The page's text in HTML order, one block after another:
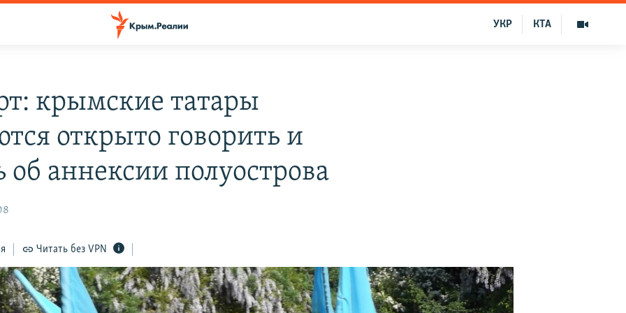
КТА
УКР
крымские татары
открыто говорить и
об аннексии полуострова
Читать без VPN